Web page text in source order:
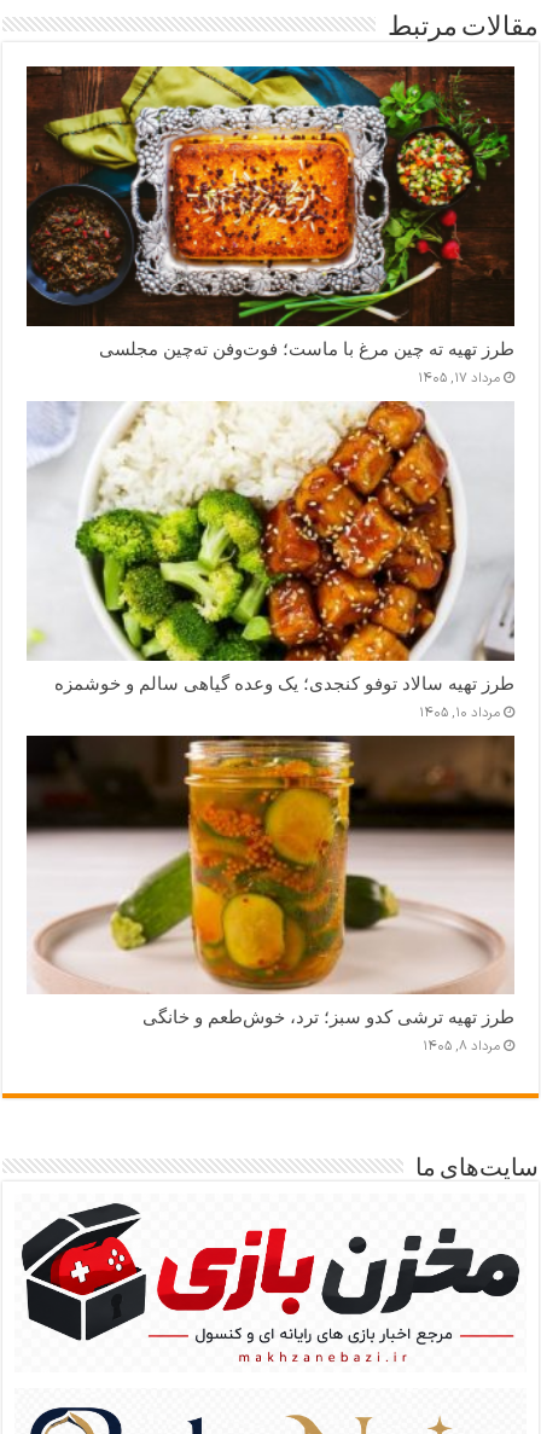
مقالات مرتبط
طرز تهیه ته چین مرغ با ماست؛ فوت‌وفن ته‌چین مجلسی
مرداد ۱۷, ۱۴۰۵
طرز تهیه سالاد توفو کنجدی؛ یک وعده گیاهی سالم و خوشمزه
مرداد ۱۰, ۱۴۰۵
طرز تهیه ترشی کدو سبز؛ ترد، خوش‌طعم و خانگی
مرداد ۸, ۱۴۰۵
سایت‌های ما